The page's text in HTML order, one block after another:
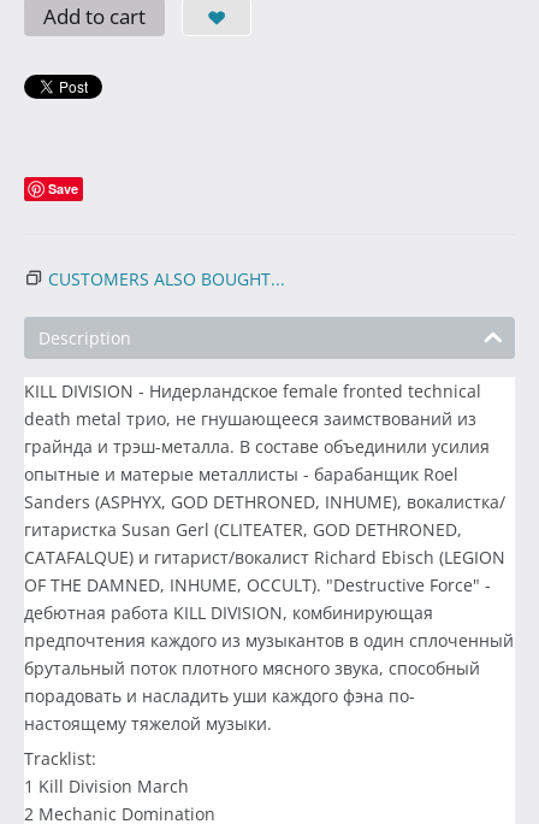
Add to cart
Save
CUSTOMERS ALSO BOUGHT...
Description
KILL DIVISION - Нидерландское female fronted technical
death metal трио, не гнушающееся заимствований из
грайнда и трэш-металла. В составе объединили усилия
опытные и матерые металлисты - барабанщик Roel
Sanders (ASPHYX, GOD DETHRONED, INHUME), вокалистка/
гитаристка Susan Gerl (CLITEATER, GOD DETHRONED,
CATAFALQUE) и гитарист/вокалист Richard Ebisch (LEGION
OF THE DAMNED, INHUME, OCCULT). "Destructive Force" -
дебютная работа KILL DIVISION, комбинирующая
предпочтения каждого из музыкантов в один сплоченный
брутальный поток плотного мясного звука, способный
порадовать и насладить уши каждого фэна по-
настоящему тяжелой музыки.
Tracklist:
1 Kill Division March
2 Mechanic Domination